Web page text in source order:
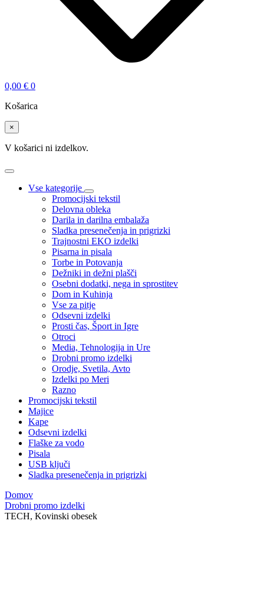
0,00 € 0
Košarica
×
V košarici ni izdelkov.
Vse kategorije
Promocijski tekstil
Delovna obleka
Darila in darilna embalaža
Sladka presenečenja in prigrizki
Trajnostni EKO izdelki
Pisarna in pisala
Torbe in Potovanja
Dežniki in dežni plašči
Osebni dodatki, nega in sprostitev
Dom in Kuhinja
Vse za pitje
Odsevni izdelki
Prosti čas, Šport in Igre
Otroci
Media, Tehnologija in Ure
Drobni promo izdelki
Orodje, Svetila, Avto
Izdelki po Meri
Razno
Promocijski tekstil
Majice
Kape
Odsevni izdelki
Flaške za vodo
Pisala
USB ključi
Sladka presenečenja in prigrizki
Domov
Drobni promo izdelki
TECH, Kovinski obesek